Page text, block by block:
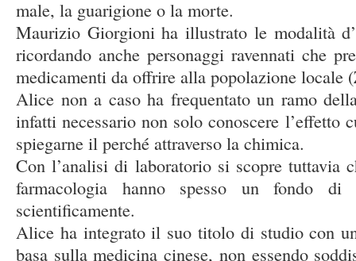
male, la guarigione o la morte.
Maurizio Giorgioni ha illustrato le modalità
ricordando anche personaggi ravennati che
medicamenti da offrire alla popolazione
Alice non a caso ha frequentato un ramo
infatti necessario non solo conoscere l’effetto
spiegarne il perché attraverso la chimica.
Con l’analisi di laboratorio si scopre tuttavia
farmacologia hanno spesso un fondo
scientificamente.
Alice ha integrato il suo titolo di studio con
basa sulla medicina cinese, non essendo